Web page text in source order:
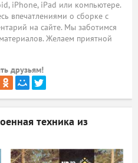
iPhone, iPad или компьютере.
впечатлениями о сборке с
на сайте. Мы заботимся
Желаем приятной
друзьям!
техника из